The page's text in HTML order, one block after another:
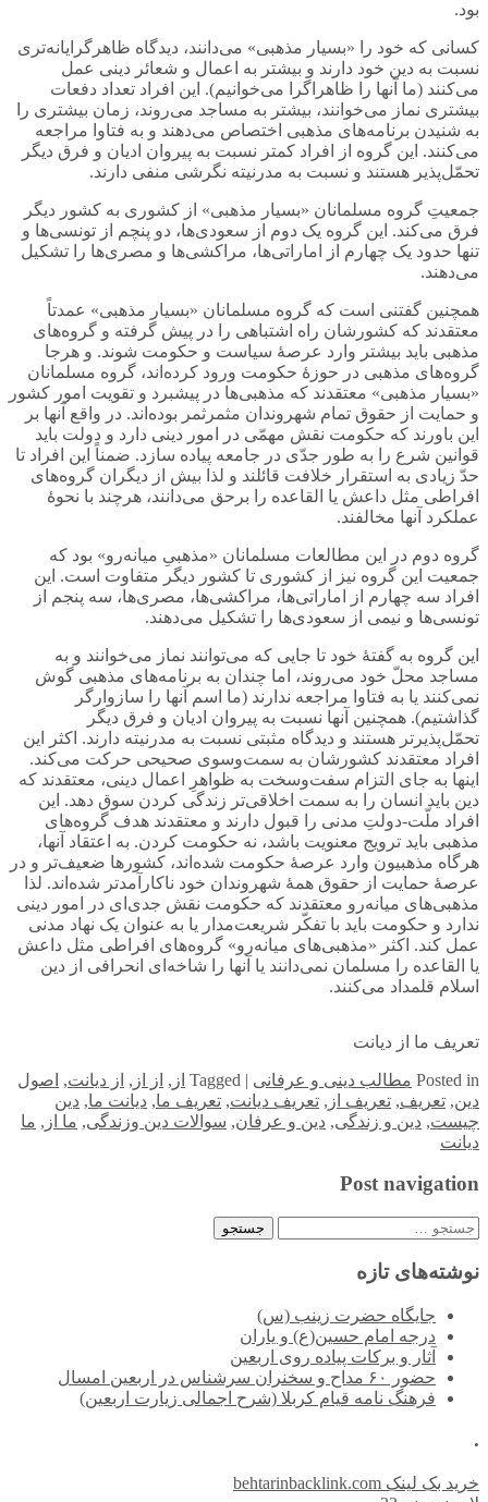
بود.
کسانی که خود را «بسیار مذهبی» می‌دانند، دیدگاه ظاهرگرایانه‌تری
نسبت به دین خود دارند و بیشتر به اعمال و شعائر دینی عمل
می‌کنند (ما آنها را ظاهراگرا می‌خوانیم). این افراد تعداد دفعات
بیشتری نماز می‌خوانند، بیشتر به مساجد می‌روند، زمان بیشتری را
به شنیدن برنامه‌های مذهبی اختصاص می‌دهند و به فتاوا مراجعه
می‌کنند. این گروه از افراد کمتر نسبت به پیروان ادیان و فرق دیگر
تحمّل‌پذیر هستند و نسبت به مدرنیته نگرشی منفی دارند.
جمعیتِ گروه مسلمانان «بسیار مذهبی» از کشوری به کشور دیگر
فرق می‌کند. این گروه یک دوم از سعودی‌ها، دو پنچم از تونسی‌ها و
تنها حدود یک چهارم از اماراتی‌ها، مراکشی‌ها و مصری‌ها را تشکیل
می‌دهند.
همچنین گفتنی است که گروه مسلمانان «بسیار مذهبی» عمدتاً
معتقدند که کشورشان راه اشتباهی را در پیش گرفته‌ و گروه‌های
مذهبی باید بیشتر وارد عرصۀ سیاست و حکومت شوند. و هرجا
گروه‌های مذهبی در حوزۀ حکومت ورود کرده‌اند، گروه مسلمانان
«بسیار مذهبی» معتقدند که مذهبی‌ها در پیشبرد و تقویت امور کشور
و حمایت از حقوق تمام شهروندان مثمرثمر بوده‌اند. در واقع آنها بر
این باورند که حکومت نقش مهمّی در امور دینی دارد و دولت باید
قوانین شرع را به طور جدّی در جامعه پیاده سازد. ضمناً این افراد تا
حدّ زیادی به استقرار خلافت قائلند و لذا بیش از دیگران گروه‌های
افراطی مثل داعش یا القاعده را برحق می‌دانند، هرچند با نحوۀ
عملکرد آنها مخالفند.
گروه دوم در این مطالعات مسلمانان «مذهبیِ میانه‌رو» بود که
جمعیت این گروه نیز از کشوری تا کشور دیگر متفاوت است. این
افراد سه چهارم از اماراتی‌ها، مراکشی‌ها، مصری‌ها، سه پنجم از
تونسی‌ها و نیمی از سعودی‌ها را تشکیل می‌دهند.
این گروه به گفتۀ خود تا جایی که می‌توانند نماز می‌خوانند و به
مساجد محلّ خود می‌روند، اما چندان به برنامه‌های مذهبی گوش
نمی‌کنند یا به فتاوا مراجعه ندارند (ما اسم آنها را سازوارگر
گذاشتیم). همچنین آنها نسبت به پیروان ادیان و فرق دیگر
تحمّل‌پذیرتر هستند و دیدگاه مثبتی نسبت به مدرنیته دارند. اکثر این
افراد معتقدند کشورشان به سمت‌و‌سوی صحیحی حرکت می‌کند.
اینها به جای التزام سفت‌و‌سخت به ظواهرِ اعمال دینی، معتقدند که
دین باید انسان را به سمت اخلاقی‌تر زندگی کردن سوق دهد. این
افراد ملّت-دولتِ مدنی را قبول دارند و معتقدند هدف گروه‌های
مذهبی باید ترویج معنویت باشد، نه حکومت کردن. به اعتقاد آنها،
هرگاه مذهبیون وارد عرصۀ حکومت شده‌اند، کشورها ضعیف‌تر و در
عرصۀ حمایت از حقوق همۀ شهروندان خود ناکارآمدتر شده‌اند. لذا
مذهبی‌های میانه‌رو معتقدند که حکومت نقش جدی‌ای در امور دینی
ندارد و حکومت باید با تفکّر شریعت‌مدار یا به عنوان یک نهاد مدنی
عمل کند. اکثر «مذهبی‌های میانه‌رو» گروه‌های افراطی مثل داعش
یا القاعده را مسلمان نمی‌دانند یا آنها را شاخه‌ای انحرافی از دین
اسلام قلمداد می‌کنند.
تعریف ما از دیانت
Posted in مطالب دینی و عرفانی |
Tagged از , از از , از دیانت, اصول
دین, تعریف, تعریف از , تعریف دیانت, تعریف ما, دیانت ما, دین
چیست, دین و زندگی, دین و عرفان, سوالات دین وزندگی, ما از , ما
دیانت
Post navigation
جستجو
نوشته‌های تازه
جایگاه حضرت زینب (س)
درجه امام حسین(ع) و یاران
آثار و برکات پیاده روی اربعین
حضور ۶۰ مداح و سخنران سرشناس در اربعین امسال
فرهنگ نامه قیام کربلا (شرح اجمالی زیارت اربعین)
.
خرید بک لینک behtarinbacklink.com